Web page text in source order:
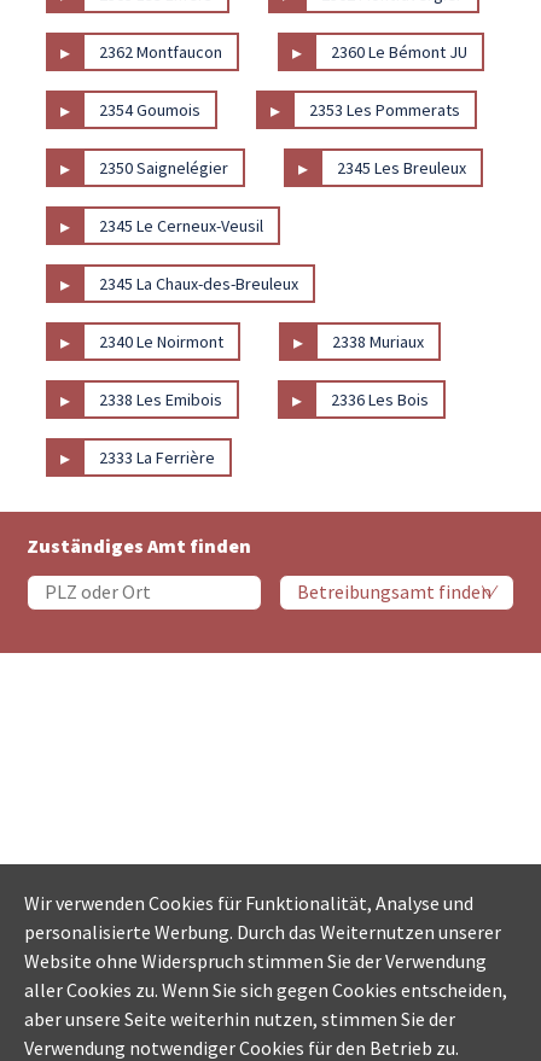
▸ 2362 Montfaucon ▸ 2360 Le Bémont JU
▸ 2354 Goumois ▸ 2353 Les Pommerats
▸ 2350 Saignelégier ▸ 2345 Les Breuleux
▸ 2345 Le Cerneux-Veusil
▸ 2345 La Chaux-des-Breuleux
▸ 2340 Le Noirmont ▸ 2338 Muriaux
▸ 2338 Les Emibois ▸ 2336 Les Bois
▸ 2333 La Ferrière
Zuständiges Amt finden
Wir verwenden Cookies für Funktionalität, Analyse und
personalisierte Werbung. Durch das Weiternutzen unserer
Website ohne Widerspruch stimmen Sie der Verwendung
aller Cookies zu. Wenn Sie sich gegen Cookies entscheiden,
aber unsere Seite weiterhin nutzen, stimmen Sie der
Verwendung notwendiger Cookies für den Betrieb zu.